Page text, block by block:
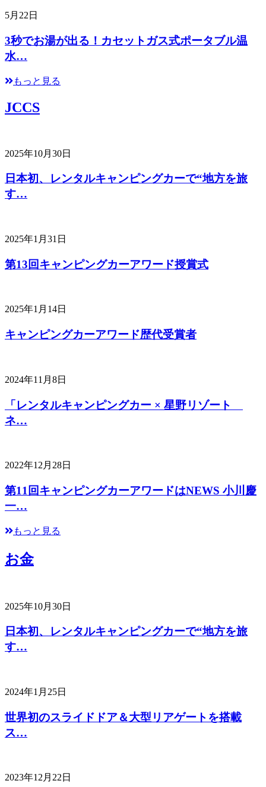
5月22日
3秒でお湯が出る！カセットガス式ポータブル温
水…
もっと見る
JCCS
2025年10月30日
日本初、レンタルキャンピングカーで“地方を旅
す…
2025年1月31日
第13回キャンピングカーアワード授賞式
2025年1月14日
キャンピングカーアワード歴代受賞者
2024年11月8日
「レンタルキャンピングカー × 星野リゾート
ネ…
2022年12月28日
第11回キャンピングカーアワードはNEWS 小川慶
一…
もっと見る
お金
2025年10月30日
日本初、レンタルキャンピングカーで“地方を旅
す…
2024年1月25日
世界初のスライドドア＆大型リアゲートを搭載
ス…
2023年12月22日